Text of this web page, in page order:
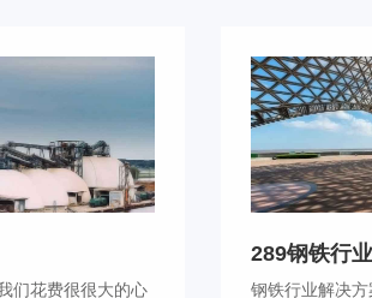
们花费很很大的心
289钢铁行
钢铁行业解决